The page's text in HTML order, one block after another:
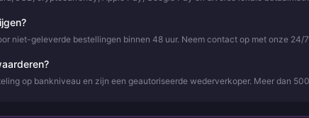
niet-geleverde bestellingen binnen 48 uur. Neem contact op met onze 24/
op bankniveau en zijn een geautoriseerde wederverkoper. Meer dan